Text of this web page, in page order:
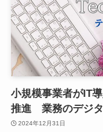
小規模事業者がIT
推進 業務のデジ
2024年12月31日